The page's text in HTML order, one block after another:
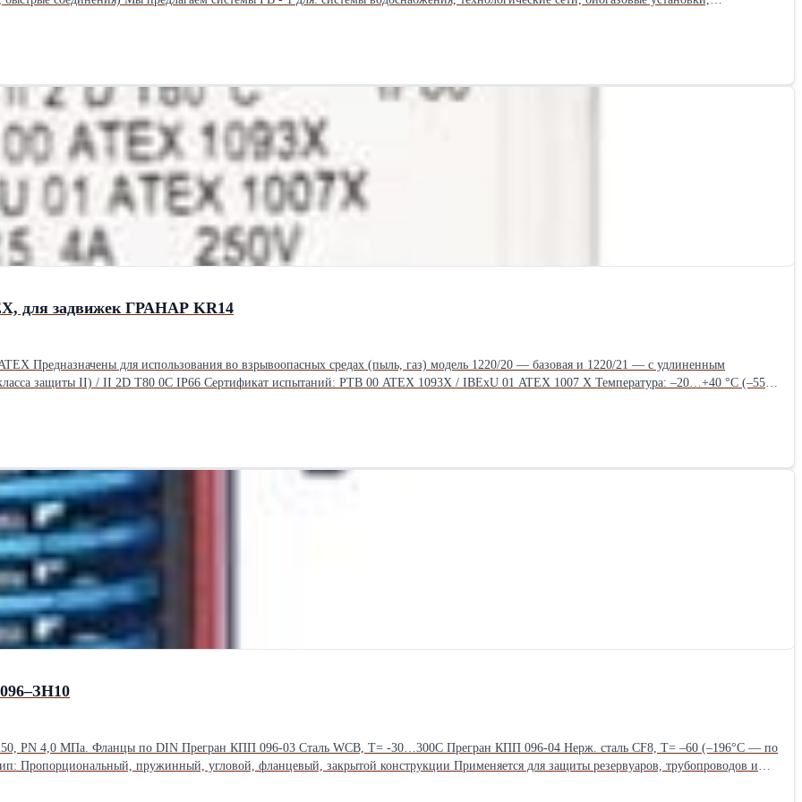
установки, изготовленная из полибутилена, предназначенная для систем водоснабжения, центрального отопления и санитарии. Почему
температуре и давлению ✔ Безопасен для питьевой воды-не влияет на вкус и запах воды ✔ Гладкая поверхность, ограничивающая
шума установки ✔ Высокоскоростная система соединения "нажим" для диаметров 15-50 мм ✔ Возможность сварки для больших диаметров
евро за каждое событие ✔ Четкие и прозрачные условия гарантии В качестве официального дистрибьютора мы предоставляем
выполнение заказов. Заказы мы выполняем стандартно в течение 24 часов в рабочие дни, гарантируя эффективную логистику и
о системах Nueva TERRAIN, доступных продуктах и возможностях сотрудничества вы найдете на нашем сайте: 👉
в сантехнических и отопительных
19193002/ Основные преимущества системы: Скорость сборки (Push-fit): уникальная система защелки не
Непревзойденная гибкость: PB-1 сохраняет гибкость даже при низких температурах,
и процессам старения
компаниями). Широкий спектр решений: Системы Push-fit (с защелкой) - идеально подходят для
желоба, вентиляция). Мы приглашаем вас связаться с нами для получения полного каталога и индивидуальных условий
Пресс-подбор особенно подходит для установок с небольшим диаметром и большим количеством соединений.
для задвижек ГРАНАР KR14
Предназначены для использования во взрывоопасных средах (пыль, газ) модель 1220/20 — базовая и 1220/21 — с удлиненным
защиты II) / II 2D T80 0C IP66 Сертификат испытаний: PTB 00 ATEX 1093X / IBExU 01 ATEX 1007 X Температура: –20…+40 °C (–55…
В, AC 7 — A 250 В / DC — 0,5 A 250 В Кабельное присоединение: H05VV—F 0,75/A05VV— F 0,75 до 5 м. Концевой выключатель
— арт. CV01G422394. Допускается установка на дисковые затворы ГРАНВЭЛ. Дополнительно: Комплект крепежа для концевого
с полукруглой головкой Производство: BARTEC Германия
PN 4,0 МПа. Фланцы по DIN Прегран КПП 096-03 Сталь WCB, Т= -30…300С Прегран КПП 096-04 Нерж. сталь CF8, Т= –60 (–196°С — по
Пропорциональный, пружинный, угловой, фланцевый, закрытой конструкции Применяется для защиты резервуаров, трубопроводов и
и доставка